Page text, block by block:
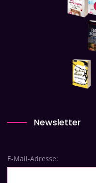
Newsletter
E-Mail-Adresse: